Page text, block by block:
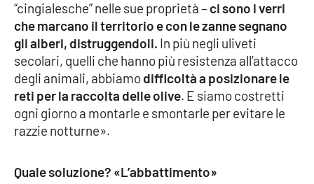
Lacplay.it
Lactv.it
Laconair.it
Lacitymag.it
“cingialesche” nelle sue proprietà – ci sono i verri
che marcano il territorio e con le zanne segnano
gli alberi, distruggendoli. In più negli uliveti
secolari, quelli che hanno più resistenza all’attacco
degli animali, abbiamodifficoltà a posizionare le
reti per la raccolta delle olive. E siamo costretti
ogni giorno a montarle e smontarle per evitare le
razzie notturne».
Quale soluzione? «L’abbattimento»